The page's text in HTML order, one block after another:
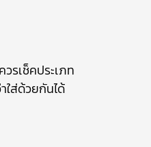
รเช็คประเภท
ใส่ด้วยกันได้